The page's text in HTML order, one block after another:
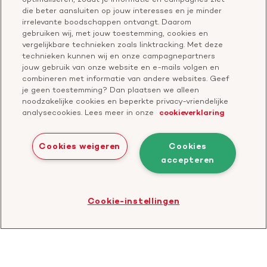
Geef ter nagedachtenis
Start een actie
Vragen over donateurschap
Klachtenformulier
Check je gesprek
Doneer
Bezoek
onze
Facebook
Bezoek
ons
YouTube
Bezoek
onze
LinkedIn
Bezoek
onze
TikTok
profiel
Bezoek
onze
Twitter
profiel
Bezoek
onze
Threads
profiel
Privacyverklaring
Bezoek
die beter aansluiten op jouw interesses en je minder
irrelevante boodschappen ontvangt. Daarom
gebruiken wij, met jouw toestemming, cookies en
vergelijkbare technieken zoals linktracking. Met deze
technieken kunnen wij en onze campagnepartners
jouw gebruik van onze website en e-mails volgen en
combineren met informatie van andere websites. Geef
je geen toestemming? Dan plaatsen we alleen
noodzakelijke cookies en beperkte privacy-vriendelijke
analysecookies. Lees meer in onze
cookieverklaring
Cookies
accepteren
Cookies weigeren
Cookie-instellingen